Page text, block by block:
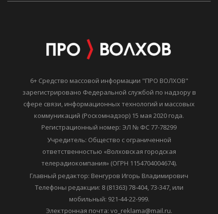
6+ Средство массовой информации "ПРО ВОЛХОВ"
зарегистрировано Федеральной службой по надзору в
сфере связи, информационных технологий и массовых
коммуникаций (Роскомнадзор) 15 мая 2020 года.
Регистрационный номер: ЭЛ № ФС 77-78299
Учредитель: Общество с ограниченной
ответственностью «Волховская городская
телерадиокомпания» (ОГРН 1154704004674).
Главный редактор: Венгуров Игорь Владимирович
Телефоны редакции: 8 (81363) 78-404, 73-347, или